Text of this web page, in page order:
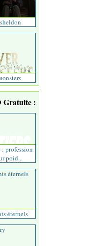
Gratuite :
profession
poid...
éternels